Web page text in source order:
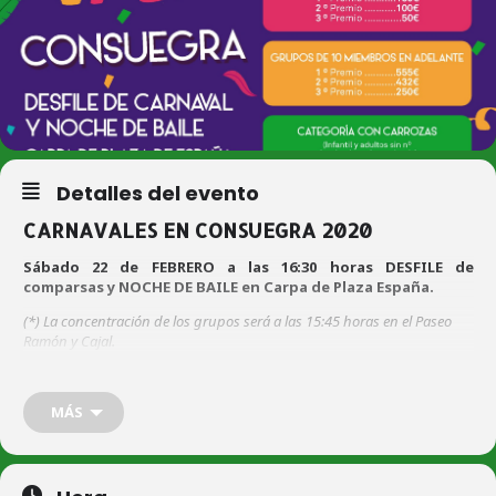
Detalles del evento
CARNAVALES EN CONSUEGRA 2020
Sábado 22 de FEBRERO a las 16:30 horas DESFILE de
comparsas y NOCHE DE BAILE en Carpa de Plaza España.
(*) La concentración de los grupos será a las 15:45 horas en el Paseo
Ramón y Cajal.
finalizará el día 20 de febrero de 2020, a las 14 horas.
Bases reguladoras/
MÁS